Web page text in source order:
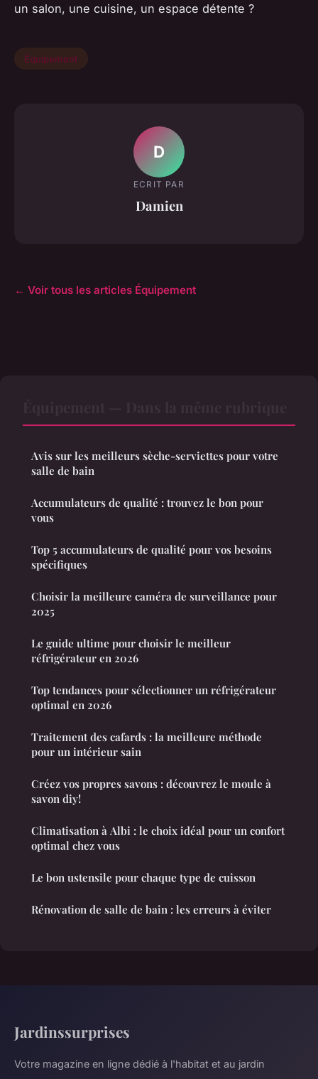
un salon, une cuisine, un espace détente ?
Équipement
D
ECRIT PAR
Damien
← Voir tous les articles Équipement
Avis sur les meilleurs sèche-serviettes pour votre
salle de bain
Accumulateurs de qualité : trouvez le bon pour
vous
Top 5 accumulateurs de qualité pour vos besoins
spécifiques
Choisir la meilleure caméra de surveillance pour
2025
Le guide ultime pour choisir le meilleur
réfrigérateur en 2026
Top tendances pour sélectionner un réfrigérateur
optimal en 2026
Traitement des cafards : la meilleure méthode
pour un intérieur sain
Créez vos propres savons : découvrez le moule à
savon diy!
Climatisation à Albi : le choix idéal pour un confort
optimal chez vous
Le bon ustensile pour chaque type de cuisson
Rénovation de salle de bain : les erreurs à éviter
Jardinssurprises
Votre magazine en ligne dédié à l'habitat et au jardin